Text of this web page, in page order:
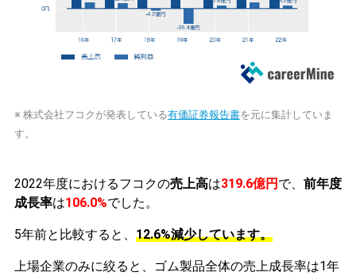
※ 株式会社フコクが発表している有価証券報告書を元に集計していま
す。
2022年度におけるフコクの売上高は319.6億円 で、 前年度
成長率は106.0%でした。
5年前と比較すると、 12.6%減少しています。
上場企業のみに絞ると、ゴム製品全体の売上成長率は1年